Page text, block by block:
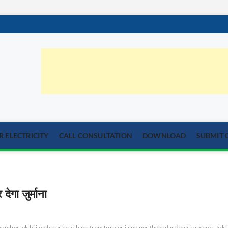
ELECTRICITY CALL CONSULTATION DOWNLOAD SUBMIT
जुर्माना